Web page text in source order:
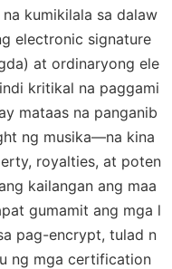
kumikilala sa dalaw
electronic signature
at ordinaryong ele
kritikal na paggami
mataas na panganib
ng musika—na kina
royalties, at poten
kailangan ang maa
gumamit ang mga l
pag-encrypt, tulad n
ng mga certification